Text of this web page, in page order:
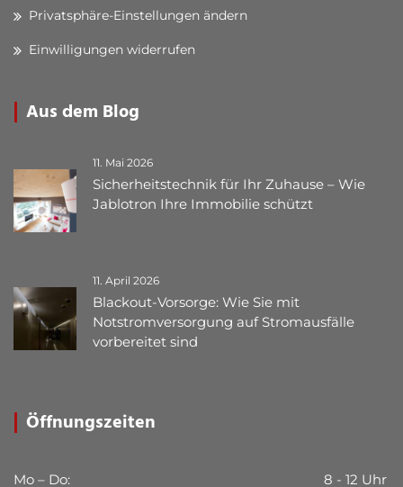
Privatsphäre-Einstellungen ändern
Einwilligungen widerrufen
Aus dem Blog
11. Mai 2026
Sicherheitstechnik für Ihr Zuhause – Wie
Jablotron Ihre Immobilie schützt
11. April 2026
Blackout-Vorsorge: Wie Sie mit
Notstromversorgung auf Stromausfälle
vorbereitet sind
Öffnungszeiten
Mo – Do: 8 - 12 Uhr